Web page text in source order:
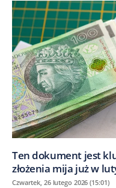
Ten dokument jest
złożenia mija już w
Czwartek, 26 lutego 2026 (15:01)